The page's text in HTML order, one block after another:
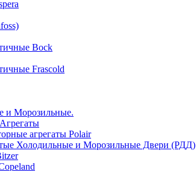
Bock
Frascold
и Морозильные.
агрегаты Polair
Холодильные и Морозильные Двери (РДД)